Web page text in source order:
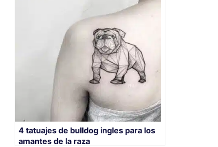
4 tatuajes de bulldog ingles para los
amantes de la raza